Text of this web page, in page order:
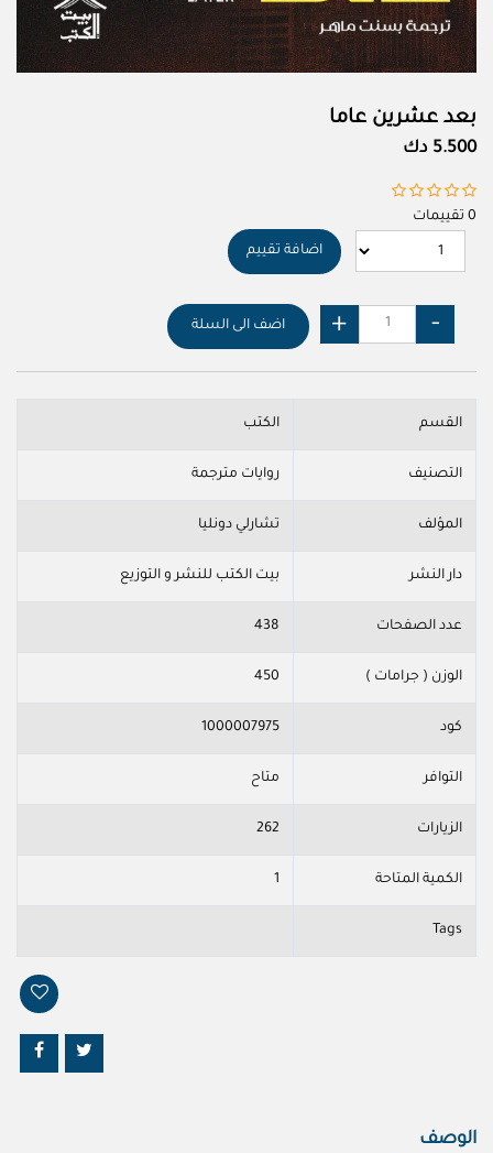
بعد عشرين عاما
5.500 دك
0 تقييمات
اضافة تقييم
اضف الى السلة
القسم الكتب
التصنيف روايات مترجمة
المؤلف تشارلي دونليا
دار النشر بيت الكتب للنشر و التوزيع
عدد الصفحات 438
الوزن ( جرامات ) 450
كود 1000007975
التوافر متاح
الزيارات 262
الكمية المتاحة 1
Tags
الوصف